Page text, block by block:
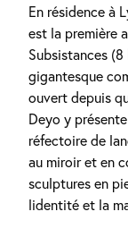
En résidence à
est la première
Subsistances
gigantesque
ouvert depuis
Deyo y
réfectoire de
au miroir et en
sculptures en
lidentité et la